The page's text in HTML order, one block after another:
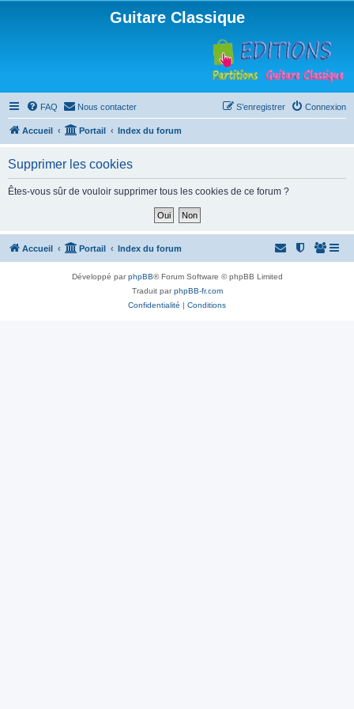
Guitare Classique
FAQ Nous contacter Connexion
S’enregistrer
Accueil Portail Index du forum
Supprimer les cookies
Êtes-vous sûr de vouloir supprimer tous les cookies de ce forum ?
Accueil Portail Index du forum
Développé parphpBB® Forum Software © phpBB Limited
Traduit parphpBB-fr.com
Confidentialité | Conditions